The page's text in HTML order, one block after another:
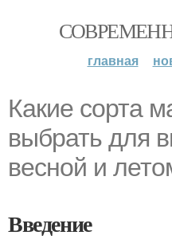
главная
Какие сорта
выбрать для
весной и
Введение